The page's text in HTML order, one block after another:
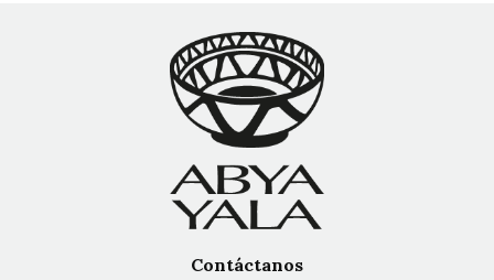
Contáctanos